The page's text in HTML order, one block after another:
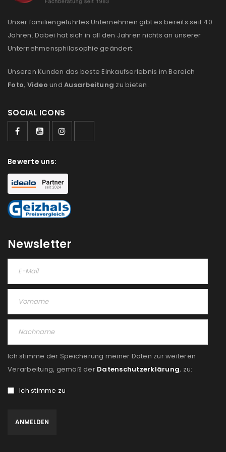
Unser familiengeführtes Unternehmen gibt es bereits seit 40
Jahren. Dabei hat sich in all den Jahren nichts an unserer
Unternehmensphilosophie geändert:
Unseren Kunden das beste Einkaufserlebnis im Bereich
Foto, Video und Ausarbeitung zu bieten.
SOCIAL ICONS
Bewerte uns:
Newsletter
Ich stimme der Speicherung meiner Daten zur weiteren
Verarbeitung, gemäß der Datenschutzerklärung, zu:
Ich stimme zu